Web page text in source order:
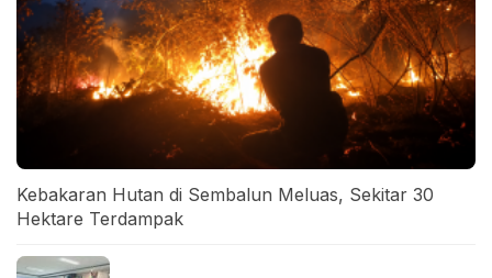
Kebakaran Hutan di Sembalun Meluas, Sekitar 30
Hektare Terdampak